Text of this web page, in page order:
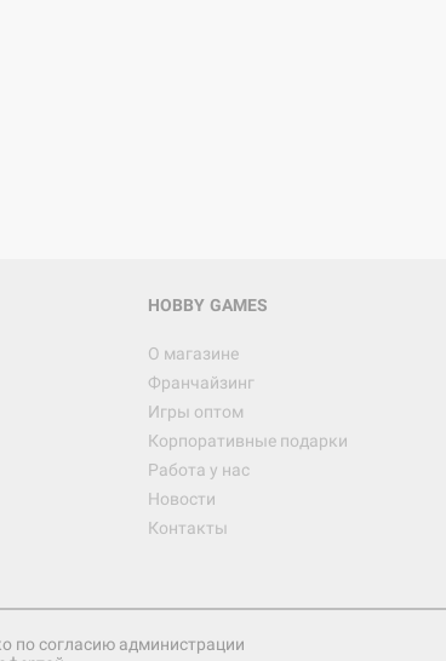
HOBBY GAMES
О магазине
Франчайзинг
Игры оптом
Корпоративные подарки
Работа у нас
Новости
Контакты
по согласию администрации